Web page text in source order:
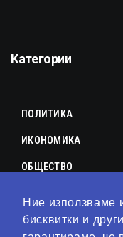
Ние използваме
бисквитки и
Категории
ПОЛИТИКА
ИКОНОМИКА
ОБЩЕСТВО
КУЛТУРА